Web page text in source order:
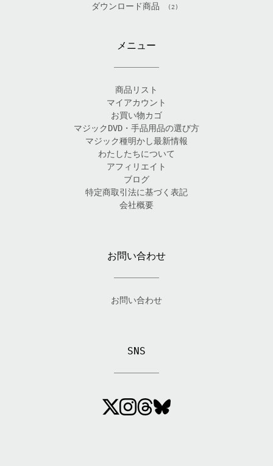
ダウンロード商品 (2)
メニュー
商品リスト
マイアカウント
お買い物カゴ
マジックDVD・手品用品の選び方
マジック種明かし最新情報
わたしたちについて
アフィリエイト
ブログ
特定商取引法に基づく表記
会社概要
お問い合わせ
お問い合わせ
SNS